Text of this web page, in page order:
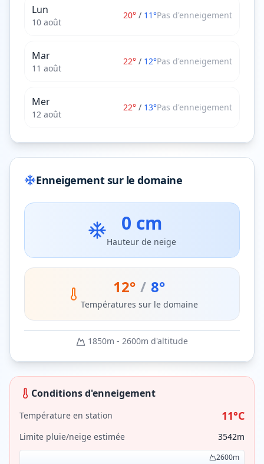
Lun
10 août
20° / 11°Pas d'enneigement
Mar
11 août
22° / 12°Pas d'enneigement
Mer
12 août
22° / 13°Pas d'enneigement
Enneigement sur le domaine
0 cm
Hauteur de neige
12° / 8°
Températures sur le domaine
1850m - 2600m d'altitude
Conditions d'enneigement
Température en station 11°C
Limite pluie/neige estimée 3542m
2600m